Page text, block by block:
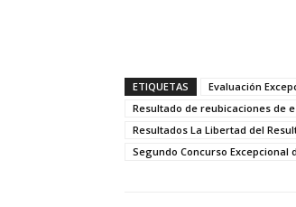
ETIQUETAS Evaluación
Resultado de reubicaciones de
Resultados La Libertad del
Segundo Concurso Excepcional